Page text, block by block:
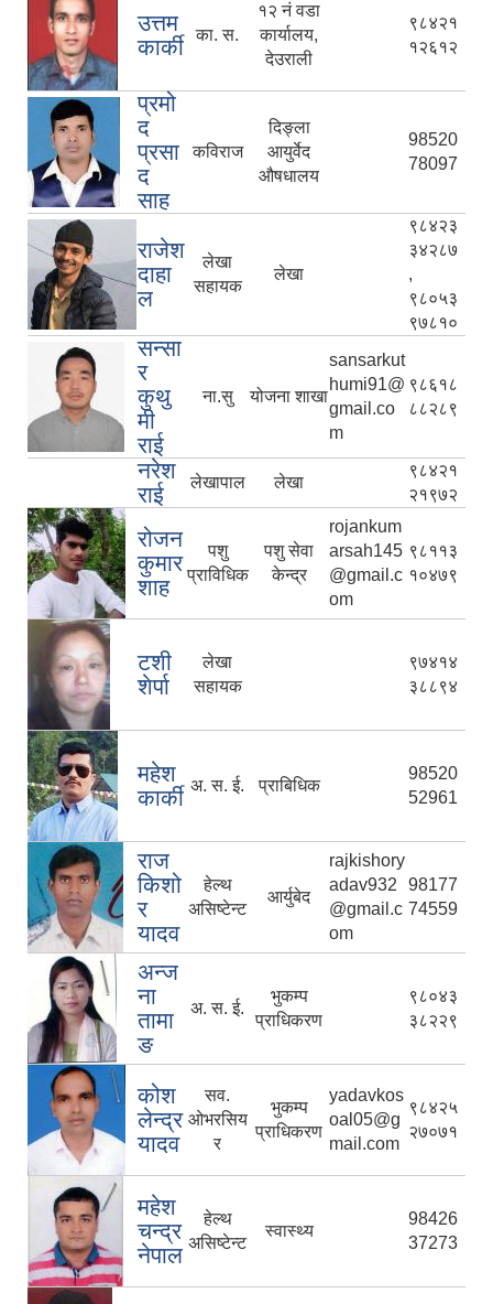
उत्तम
कार्की
का. स.
१२ नं वडा
कार्यालय,
देउराली
९८४२१
१२६१२
प्रमो
द
प्रसा
द
साह
कविराज
दिङ्ला
आयुर्वेद
औषधालय
98520
78097
राजेश
दाहा
ल
लेखा
सहायक
लेखा
९८४२३
३४२८७
,
९८०५३
९७८१०
सन्सा
र
कुथु
मी
राई
ना.सु योजना शाखा
sansarkut
humi91@
gmail.co
m
९८६१८
८८२८९
नरेश
राई
लेखापाल लेखा
९८४२१
२१९७२
रोजन
कुमार
शाह
पशु
प्राविधिक
पशु सेवा
केन्द्र
rojankum
arsah145
@gmail.c
om
९८११३
१०४७९
टशी
शेर्पा
लेखा
सहायक
९७४१४
३८८९४
महेश
कार्की अ. स. ई. प्राबिधिक
98520
52961
राज
किशो
र
यादव
हेल्थ
असिष्टेन्ट
आर्युबेद
rajkishory
adav932
@gmail.c
om
98177
74559
अन्ज
ना
तामा
ङ
अ. स. ई.
भुकम्प
प्राधिकरण
९८०४३
३८२२९
कोश
लेन्द्र
यादव
सव.
ओभरसिय
र
भुकम्प
प्राधिकरण
yadavkos
oal05@g
mail.com
९८४२५
२७०७१
महेश
चन्द्र
नेपाल
हेल्थ
असिष्टेन्ट
स्वास्थ्य
98426
37273